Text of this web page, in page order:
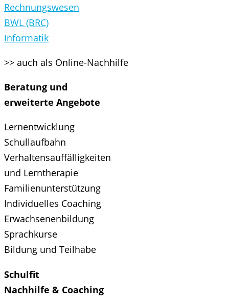
Rechnungswesen
BWL (BRC)
Informatik
>> auch als Online-Nachhilfe
Beratung und
erweiterte Angebote
Lernentwicklung
Schullaufbahn
Verhaltensauffälligkeiten
und Lerntherapie
Familienunterstützung
Individuelles Coaching
Erwachsenenbildung
Sprachkurse
Bildung und Teilhabe
Schulfit
Nachhilfe & Coaching